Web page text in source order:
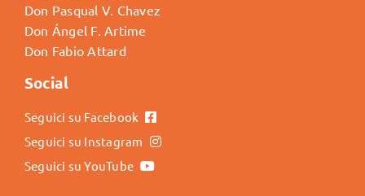
Don Pasqual V. Chavez
Don Ángel F. Artime
Don Fabio Attard
Social
Seguici su Facebook
Seguici su Instagram
Seguici su YouTube